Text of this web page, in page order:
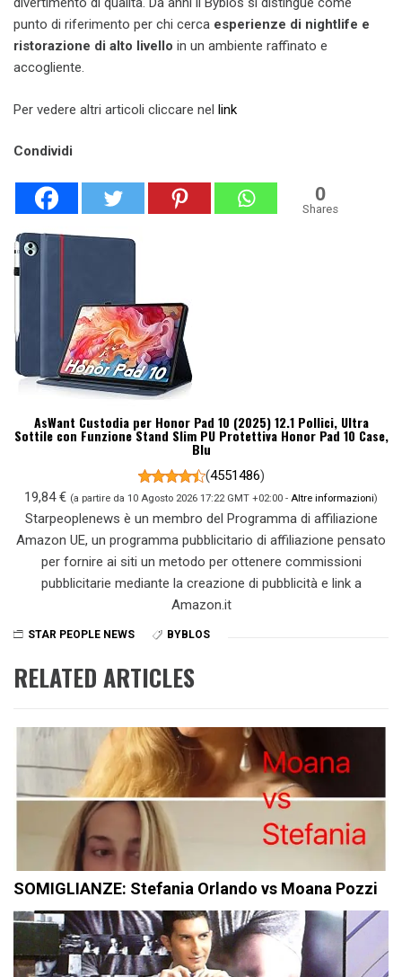
punto di riferimento per chi cerca esperienze di nightlife e
ristorazione di alto livello in un ambiente raffinato e
accogliente.
Per vedere altri articoli cliccare nel link
Condividi
0
Shares
AsWant Custodia per Honor Pad 10 (2025) 12.1 Pollici, Ultra
Sottile con Funzione Stand Slim PU Protettiva Honor Pad 10 Case,
Blu
(4551486)
19,84 € (a partire da 10 Agosto 2026 17:22 GMT +02:00 - Altre informazioni)
Starpeoplenews è un membro del Programma di affiliazione
Amazon UE, un programma pubblicitario di affiliazione pensato
per fornire ai siti un metodo per ottenere commissioni
pubblicitarie mediante la creazione di pubblicità e link a
Amazon.it
STAR PEOPLE NEWS BYBLOS
RELATED ARTICLES
SOMIGLIANZE: Stefania Orlando vs Moana Pozzi